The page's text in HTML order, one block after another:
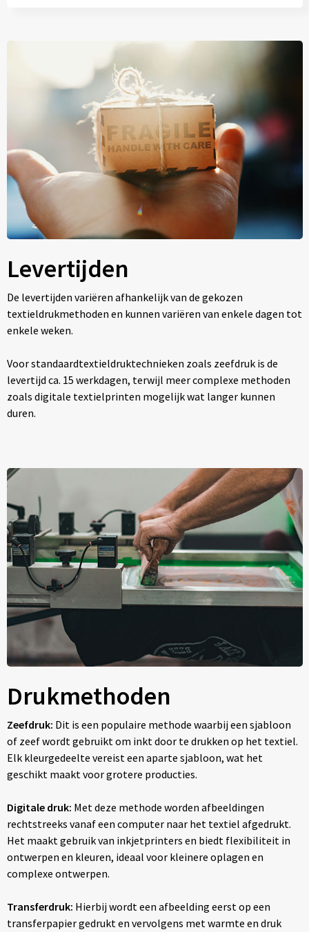
Levertijden
De levertijden variëren afhankelijk van de gekozen
textieldrukmethoden en kunnen variëren van enkele dagen tot
enkele weken.
Voor standaardtextieldruktechnieken zoals zeefdruk is de
levertijd ca. 15 werkdagen, terwijl meer complexe methoden
zoals digitale textielprinten mogelijk wat langer kunnen
duren.
Drukmethoden
Zeefdruk: Dit is een populaire methode waarbij een sjabloon
of zeef wordt gebruikt om inkt door te drukken op het textiel.
Elk kleurgedeelte vereist een aparte sjabloon, wat het
geschikt maakt voor grotere producties.
Digitale druk: Met deze methode worden afbeeldingen
rechtstreeks vanaf een computer naar het textiel afgedrukt.
Het maakt gebruik van inkjetprinters en biedt flexibiliteit in
ontwerpen en kleuren, ideaal voor kleinere oplagen en
complexe ontwerpen.
Transferdruk: Hierbij wordt een afbeelding eerst op een
transferpapier gedrukt en vervolgens met warmte en druk